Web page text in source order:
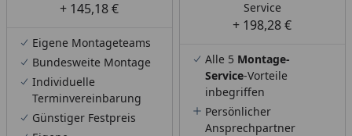
+ 145,18 €
Eigene Montageteams
Bundesweite Montage
Individuelle
Terminvereinbarung
Günstiger Festpreis
Service
+ 198,28 €
Alle 5 Montage-
Service-Vorteile
inbegriffen
Persönlicher
Ansprechpartner